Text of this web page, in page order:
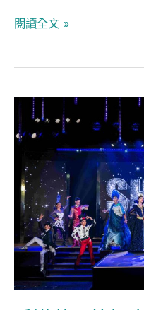
與
木
面
面
閱讀全文 »
香
港
節
好
去
處
2024